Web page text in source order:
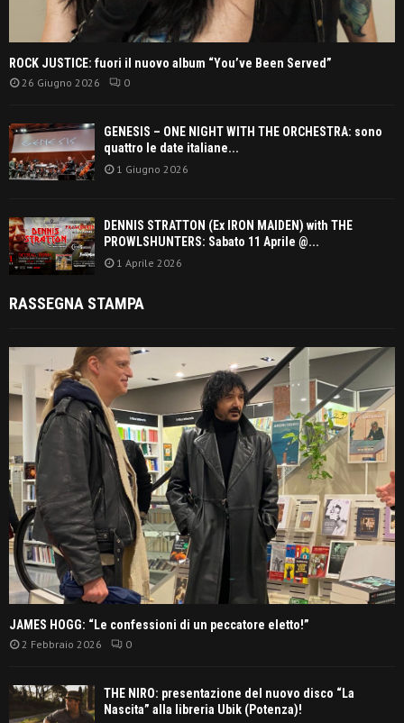
ROCK JUSTICE: fuori il nuovo album “You’ve Been Served”
26 Giugno 2026 0
GENESIS – ONE NIGHT WITH THE ORCHESTRA: sono
quattro le date italiane...
1 Giugno 2026
DENNIS STRATTON (Ex IRON MAIDEN) with THE
PROWLSHUNTERS: Sabato 11 Aprile @...
1 Aprile 2026
RASSEGNA STAMPA
JAMES HOGG: “Le confessioni di un peccatore eletto!”
2 Febbraio 2026 0
THE NIRO: presentazione del nuovo disco “La
Nascita” alla libreria Ubik (Potenza)!